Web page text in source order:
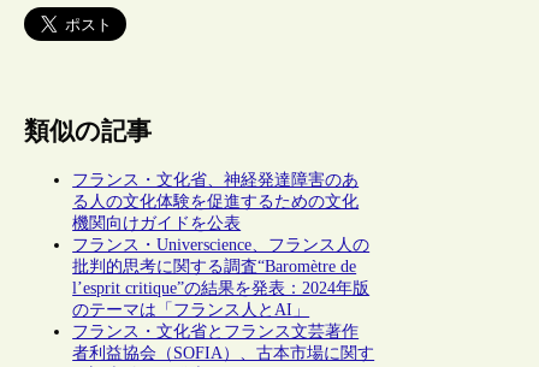
類似の記事
フランス・文化省、神経発達障害のあ
る人の文化体験を促進するための文化
機関向けガイドを公表
フランス・Universcience、フランス人の
批判的思考に関する調査“Baromètre de
l’esprit critique”の結果を発表：2024年版
のテーマは「フランス人とAI」
フランス・文化省とフランス文芸著作
者利益協会（SOFIA）、古本市場に関す